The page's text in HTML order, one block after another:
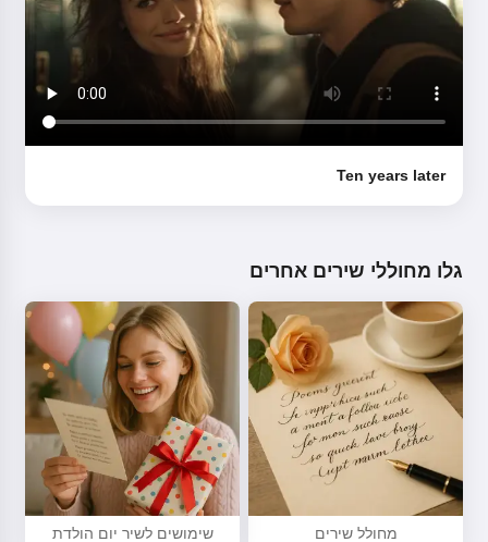
Ten years later
גלו מחוללי שירים אחרים
מחולל שירים שימושים לשיר יום הולדת